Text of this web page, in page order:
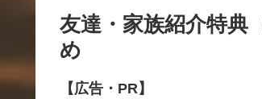
友達・家族紹介特典
め
【広告・PR】